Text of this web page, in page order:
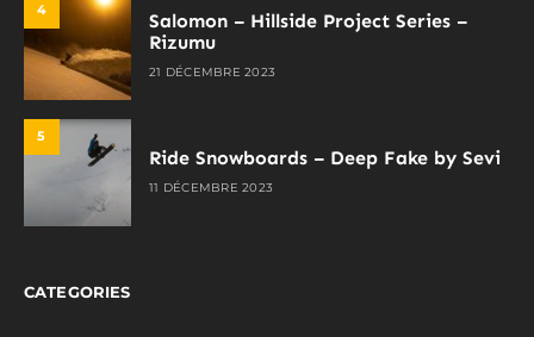
4
Salomon – Hillside Project Series –
Rizumu
21 DÉCEMBRE 2023
5
Ride Snowboards – Deep Fake by Sevi
11 DÉCEMBRE 2023
CATEGORIES